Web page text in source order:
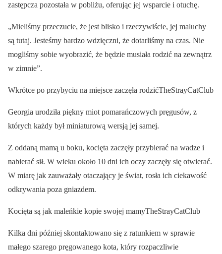
zastępcza pozostała w pobliżu, oferując jej wsparcie i otuchę.
„Mieliśmy przeczucie, że jest blisko i rzeczywiście, jej maluchy
są tutaj. Jesteśmy bardzo wdzięczni, że dotarliśmy na czas. Nie
mogliśmy sobie wyobrazić, że będzie musiała rodzić na zewnątrz
w zimnie”.
Wkrótce po przybyciu na miejsce zaczęła rodzićTheStrayCatClub
Georgia urodziła piękny miot pomarańczowych pręgusów, z
których każdy był miniaturową wersją jej samej.
Z oddaną mamą u boku, kocięta zaczęły przybierać na wadze i
nabierać sił. W wieku około 10 dni ich oczy zaczęły się otwierać.
W miarę jak zauważały otaczający je świat, rosła ich ciekawość
odkrywania poza gniazdem.
Kocięta są jak maleńkie kopie swojej mamyTheStrayCatClub
Kilka dni później skontaktowano się z ratunkiem w sprawie
małego szarego pręgowanego kota, który rozpaczliwie